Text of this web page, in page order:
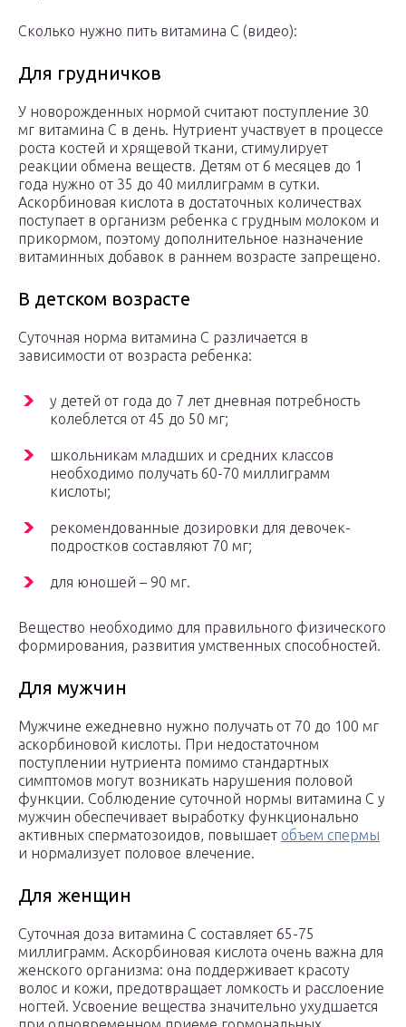
Сколько нужно пить витамина С (видео):
Для грудничков
У новорожденных нормой считают поступление 30
мг витамина С в день. Нутриент участвует в процессе
роста костей и хрящевой ткани, стимулирует
реакции обмена веществ. Детям от 6 месяцев до 1
года нужно от 35 до 40 миллиграмм в сутки.
Аскорбиновая кислота в достаточных количествах
поступает в организм ребенка с грудным молоком и
прикормом, поэтому дополнительное назначение
витаминных добавок в раннем возрасте запрещено.
В детском возрасте
Суточная норма витамина С различается в
зависимости от возраста ребенка:
у детей от года до 7 лет дневная потребность
колеблется от 45 до 50 мг;
школьникам младших и средних классов
необходимо получать 60-70 миллиграмм
кислоты;
рекомендованные дозировки для девочек-
подростков составляют 70 мг;
для юношей – 90 мг.
Вещество необходимо для правильного физического
формирования, развития умственных способностей.
Для мужчин
Мужчине ежедневно нужно получать от 70 до 100 мг
аскорбиновой кислоты. При недостаточном
поступлении нутриента помимо стандартных
симптомов могут возникать нарушения половой
функции. Соблюдение суточной нормы витамина С у
мужчин обеспечивает выработку функционально
активных сперматозоидов, повышает объем спермы
и нормализует половое влечение.
Для женщин
Суточная доза витамина C составляет 65-75
миллиграмм. Аскорбиновая кислота очень важна для
женского организма: она поддерживает красоту
волос и кожи, предотвращает ломкость и расслоение
ногтей. Усвоение вещества значительно ухудшается